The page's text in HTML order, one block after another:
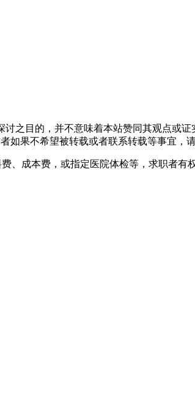
之目的，并不意味着本站赞同其观点或证
果不希望被转载或者联系转载等事宜，请
、成本费，或指定医院体检等，求职者有